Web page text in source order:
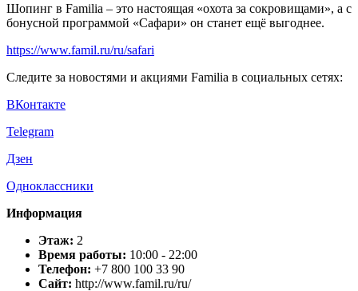
Шопинг в Familia – это настоящая «охота за сокровищами», а с
бонусной программой «Сафари» он станет ещё выгоднее.
https://www.famil.ru/ru/safari
Следите за новостями и акциями Familia в социальных сетях:
ВКонтакте
Telegram
Дзен
Одноклассники
Информация
Этаж: 2
Время работы: 10:00 - 22:00
Телефон: +7 800 100 33 90
Сайт: http://www.famil.ru/ru/